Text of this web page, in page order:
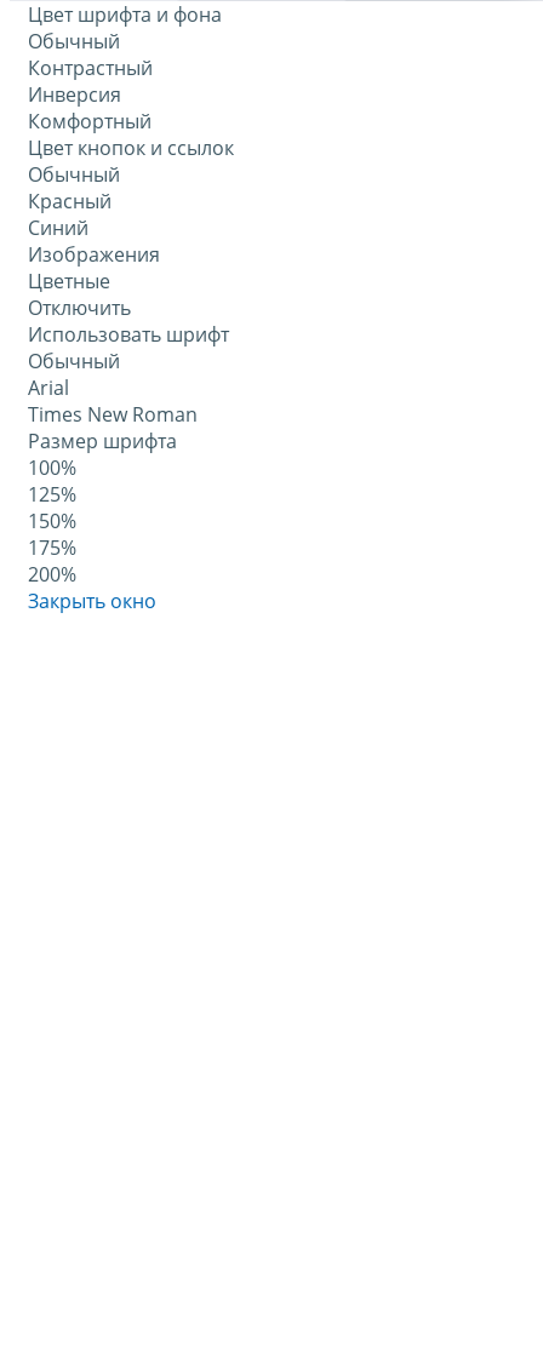
Цвет шрифта и фона
Обычный
Контрастный
Инверсия
Комфортный
Цвет кнопок и ссылок
Обычный
Красный
Синий
Изображения
Цветные
Отключить
Использовать шрифт
Обычный
Arial
Times New Roman
Размер шрифта
100%
125%
150%
175%
200%
Закрыть окно